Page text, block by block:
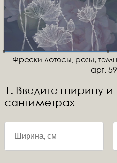
Фрески лотосы, розы,
арт.
1. Введите ширину и
сантиметрах